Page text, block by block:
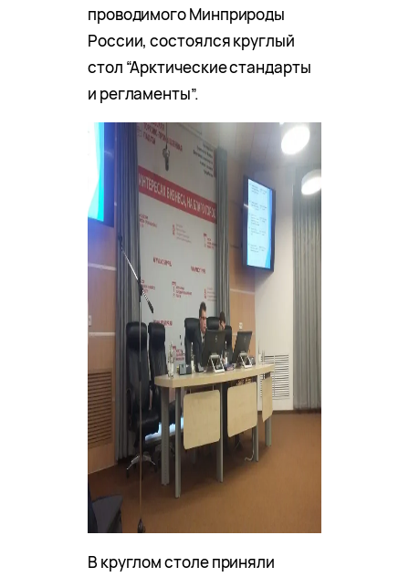
проводимого Минприроды
России, состоялся круглый
стол “Арктические стандарты
и регламенты”.
В круглом столе приняли